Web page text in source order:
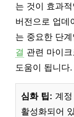
는 것이 효과
버전으로 업데
는 중요한 단
결 관련 마이
도움이 됩니다.
심화 팁: 계
활성화되어